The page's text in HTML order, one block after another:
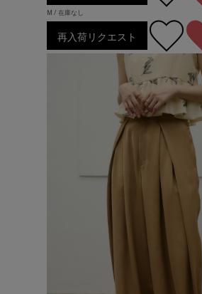
M / 在庫なし
再入荷リクエスト